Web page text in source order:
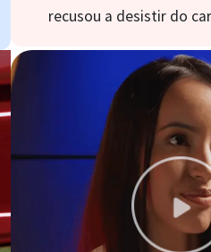
recusou a desistir do